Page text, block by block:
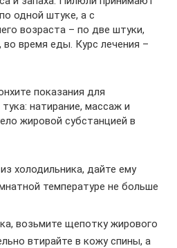
одной штуке, а с
возраста – по две штуки,
время еды. Курс лечения –
показания для
натирание, массаж и
жировой субстанцией в
холодильника, дайте ему
температуре не больше
возьмите щепотку жирового
втирайте в кожу спины, а